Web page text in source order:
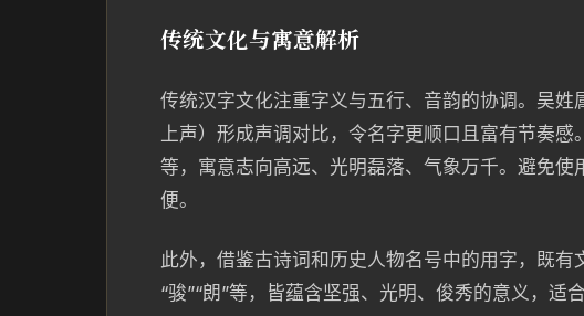
传统文化与寓意解析
传统汉字文化注重字义与五行、音韵的协调。吴姓
上声）形成声调对比，令名字更顺口且富有节奏感
等，寓意志向高远、光明磊落、气象万千。避免
便。
此外，借鉴古诗词和历史人物名号中的用字，既有
“骏”“朗”等，皆蕴含坚强、光明、俊秀的意义，适合